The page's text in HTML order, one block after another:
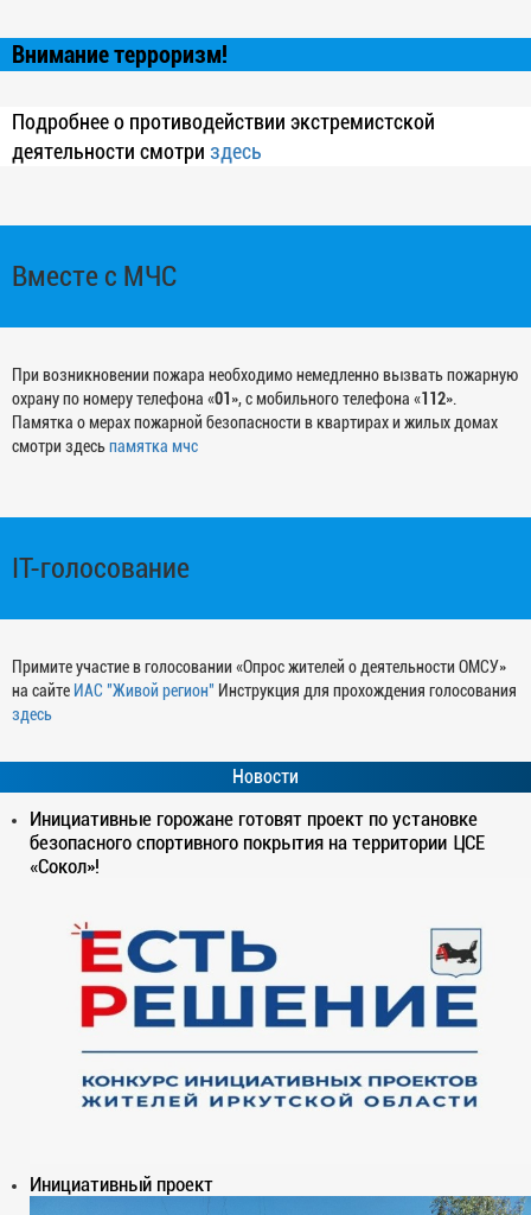
Внимание терроризм!
Подробнее о противодействии экстремистской
деятельности смотри здесь
Вместе с МЧС
При возникновении пожара необходимо немедленно вызвать пожарную
охрану по номеру телефона «01 », с мобильного телефона «112».
Памятка о мерах пожарной безопасности в квартирах и жилых домах
смотри здесьпамятка мчс
IT-голосование
Примите участие в голосовании «Опрос жителей о деятельности ОМСУ»
на сайте ИАС "Живой регион" Инструкция для прохождения голосования
здесь
Новости
Инициативные горожане готовят проект по установке
безопасного спортивного покрытия на территории ЦСЕ
«Сокол»!
Инициативный проект